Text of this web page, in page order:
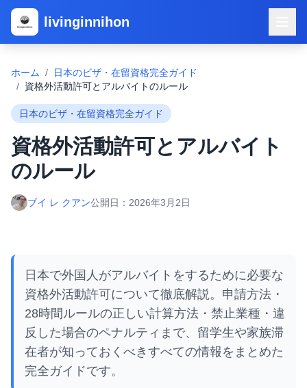
livinginnihon
ホーム /
日本のビザ・在留資格完全ガイド
/ 資格外活動許可とアルバイトのルール
日本のビザ・在留資格完全ガイド
資格外活動許可とアルバイト
のルール
ブイ レ クアン公開日： 2026年3月2日
日本で外国人がアルバイトをするために必要な
資格外活動許可について徹底解説。申請方法・
28時間ルールの正しい計算方法・禁止業種・違
反した場合のペナルティまで、留学生や家族滞
在者が知っておくべきすべての情報をまとめた
完全ガイドです。